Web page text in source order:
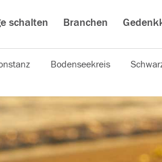
schalten Branchen
Bodenseekreis